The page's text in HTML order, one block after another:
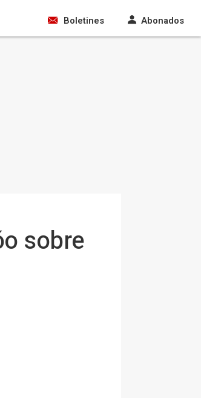
Boletines Abonados
sobre